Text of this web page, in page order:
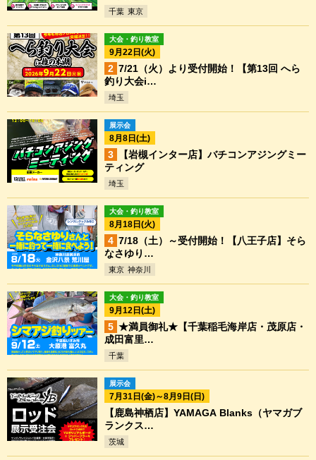
千葉 東京
大会・釣り教室
9月22日(火)
7/21（火）より受付開始！【第13回 へら
釣り大会i…
埼玉
展示会
8月8日(土)
【岩槻インター店】バチコンアジングミー
ティング
埼玉
大会・釣り教室
8月18日(火)
7/18（土）～受付開始！【八王子店】そら
なさゆり…
東京 神奈川
大会・釣り教室
9月12日(土)
★満員御礼★【千葉稲毛海岸店・茂原店・
成田富里…
千葉
展示会
7月31日(金)～8月9日(日)
【鹿島神栖店】YAMAGA Blanks（ヤマガブ
ランクス…
茨城